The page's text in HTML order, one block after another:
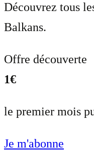
Découvrez tous
Balkans.
Offre découverte
1€
le premier mois
Je m'abonne